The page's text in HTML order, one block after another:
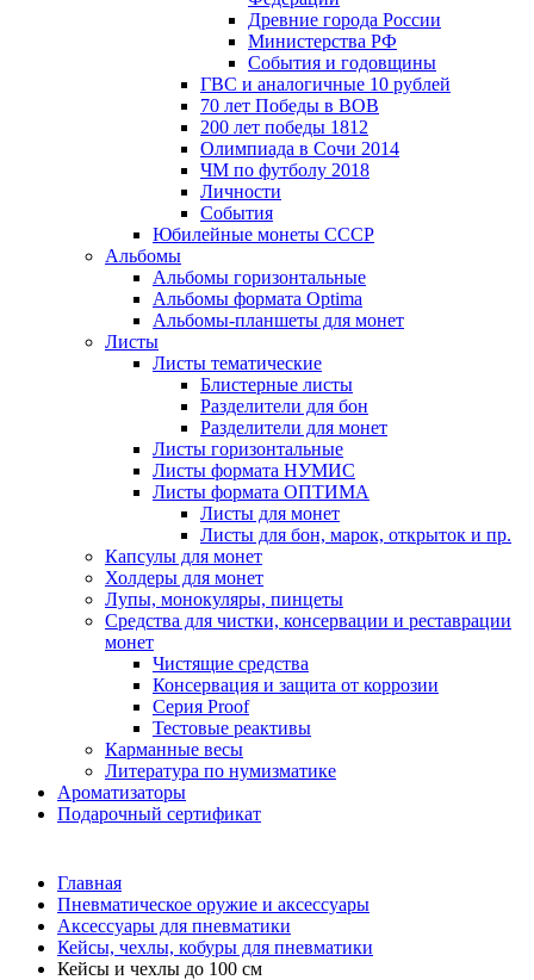
Древние города России
Министерства РФ
События и годовщины
ГВС и аналогичные 10 рублей
70 лет Победы в ВОВ
200 лет победы 1812
Олимпиада в Сочи 2014
ЧМ по футболу 2018
Личности
События
Юбилейные монеты СССР
Альбомы
Альбомы горизонтальные
Альбомы формата Optima
Альбомы-планшеты для монет
Листы
Листы тематические
Блистерные листы
Разделители для бон
Разделители для монет
Листы горизонтальные
Листы формата НУМИС
Листы формата ОПТИМА
Листы для монет
Листы для бон, марок, открыток и пр.
Капсулы для монет
Холдеры для монет
Лупы, монокуляры, пинцеты
Средства для чистки, консервации и реставрации
монет
Чистящие средства
Консервация и защита от коррозии
Серия Proof
Тестовые реактивы
Карманные весы
Литература по нумизматике
Ароматизаторы
Подарочный сертификат
Главная
Пневматическое оружие и аксессуары
Аксессуары для пневматики
Кейсы, чехлы, кобуры для пневматики
Кейсы и чехлы до 100 см